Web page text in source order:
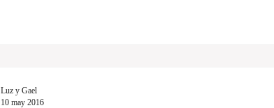
Luz y Gael
10 may 2016